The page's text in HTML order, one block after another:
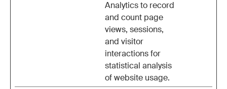
Analytics to record
and count page
views, sessions,
and visitor
interactions for
statistical analysis
of website usage.